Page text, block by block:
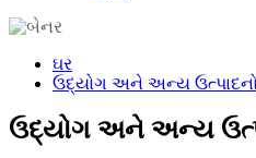
ઘર
ઉદ્યોગ અને અન્ય
ઉદ્યોગ અને અન્ય